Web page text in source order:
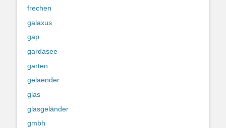
frechen
galaxus
gap
gardasee
garten
gelaender
glas
glasgeländer
gmbh